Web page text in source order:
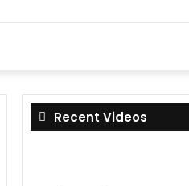
Recent Videos